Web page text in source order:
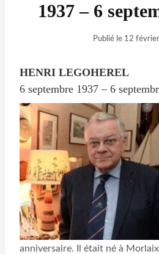
1937 – 6
Publié le 12
HENRI LEGOHEREL
6 septembre 1937 – 6
anniversaire. Il était né à